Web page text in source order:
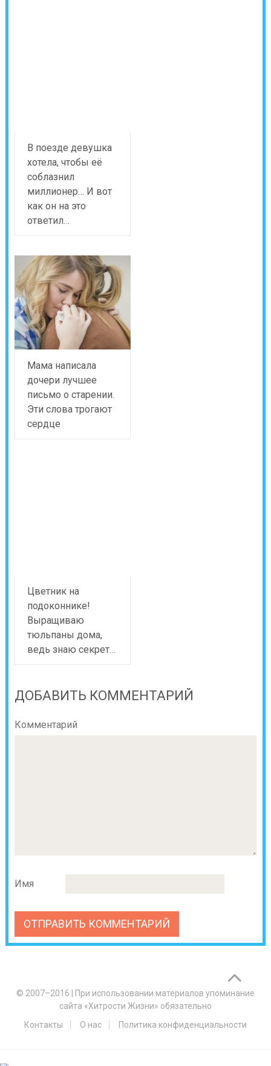
В поезде девушка
хотела, чтобы её
соблазнил
миллионер… И вот
как он на это
ответил…
Мама написала
дочери лучшее
письмо о старении.
Эти слова трогают
сердце
Цветник на
подоконнике!
Выращиваю
тюльпаны дома,
ведь знаю секрет…
ДОБАВИТЬ КОММЕНТАРИЙ
Комментарий
Имя
© 2007–2016
При использовании материалов упоминание
сайта «Хитрости Жизни» обязательно
Контакты
О нас Политика конфиденциальности